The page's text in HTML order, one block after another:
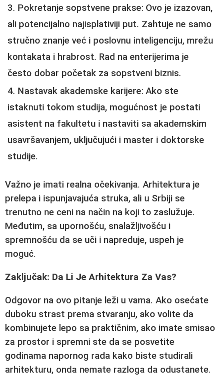
Pokretanje sopstvene prakse: Ovo je izazovan,
ali potencijalno najisplativiji put. Zahtuje ne samo
stručno znanje već i poslovnu inteligenciju, mrežu
kontakata i hrabrost. Rad na enterijerima je
često dobar početak za sopstveni biznis.
Nastavak akademske karijere: Ako ste
istaknuti tokom studija, mogućnost je postati
asistent na fakultetu i nastaviti sa akademskim
usavršavanjem, uključujući i master i doktorske
studije.
Važno je imati realna očekivanja. Arhitektura je
prelepa i ispunjavajuća struka, ali u Srbiji se
trenutno ne ceni na način na koji to zaslužuje.
Međutim, sa upornošću, snalažljivošću i
spremnošću da se uči i napreduje, uspeh je
moguć.
Zaključak: Da Li Je Arhitektura Za Vas?
Odgovor na ovo pitanje leži u vama. Ako osećate
duboku strast prema stvaranju, ako volite da
kombinujete lepo sa praktičnim, ako imate smisao
za prostor i spremni ste da se posvetite
godinama napornog rada kako biste studirali
arhitekturu, onda nemate razloga da odustanete.